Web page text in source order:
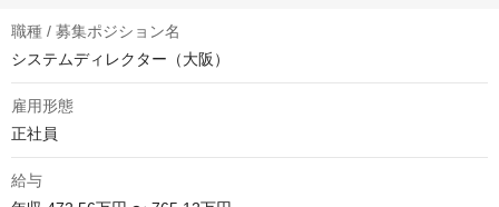
職種 / 募集ポジション名
システムディレクター（大阪）
雇用形態
正社員
給与